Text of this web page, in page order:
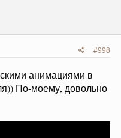
#998
анимациями в
По-моему, довольно